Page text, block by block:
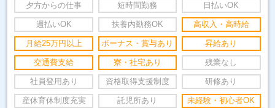
夕方からの仕事 短時間勤務 日払いOK
週払いOK 扶養内勤務OK 高収入・高時給
月給25万円以上 ボーナス・賞与あり 昇給あり
交通費支給 寮・社宅あり 残業なし
社員登用あり 資格取得支援制度 研修あり
産休育休制度充実 託児所あり 未経験・初心者OK